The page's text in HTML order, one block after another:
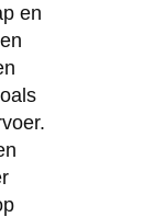
en